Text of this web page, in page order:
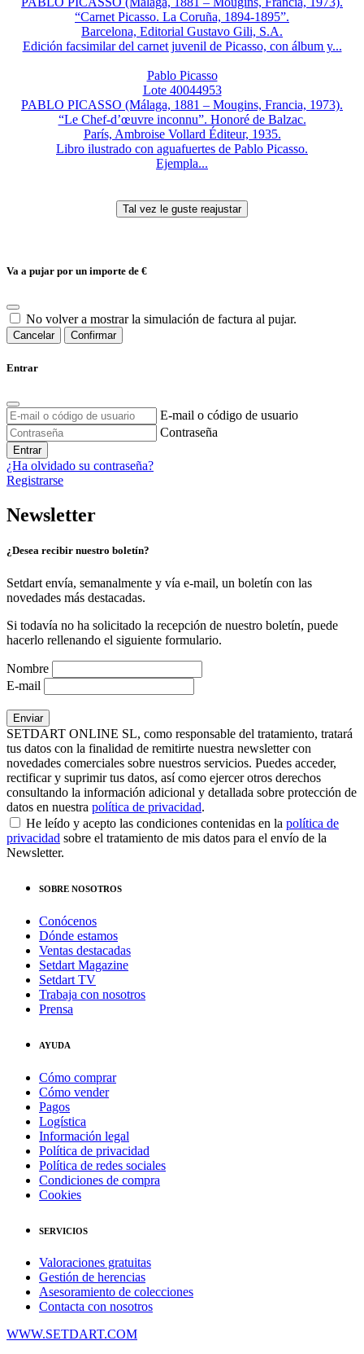
“Carnet Picasso. La Coruña, 1894-1895”.
Barcelona, Editorial Gustavo Gili, S.A.
Edición facsimilar del carnet juvenil de Picasso, con álbum y...
Pablo Picasso
Lote 40044953
PABLO PICASSO (Málaga, 1881 – Mougins, Francia, 1973).
“Le Chef-d’œuvre inconnu”. Honoré de Balzac.
París, Ambroise Vollard Éditeur, 1935.
Libro ilustrado con aguafuertes de Pablo Picasso.
Ejempla...
Va a pujar por un importe de €
No volver a mostrar la simulación de factura al pujar.
Cancelar Confirmar
Entrar
E-mail o código de usuario
Contraseña
Entrar
¿Ha olvidado su contraseña?
Registrarse
Newsletter
¿Desea recibir nuestro boletín?
Setdart envía, semanalmente y vía e-mail, un boletín con las
novedades más destacadas.
Si todavía no ha solicitado la recepción de nuestro boletín, puede
hacerlo rellenando el siguiente formulario.
Nombre
E-mail
SETDART ONLINE SL, como responsable del tratamiento, tratará
tus datos con la finalidad de remitirte nuestra newsletter con
novedades comerciales sobre nuestros servicios. Puedes acceder,
rectificar y suprimir tus datos, así como ejercer otros derechos
consultando la información adicional y detallada sobre protección de
datos en nuestra política de privacidad.
He leído y acepto las condiciones contenidas en la política de
privacidad sobre el tratamiento de mis datos para el envío de la
Newsletter.
SOBRE NOSOTROS
Conócenos
Dónde estamos
Ventas destacadas
Setdart Magazine
Setdart TV
Trabaja con nosotros
Prensa
AYUDA
Cómo comprar
Cómo vender
Pagos
Logística
Información legal
Política de privacidad
Política de redes sociales
Condiciones de compra
Cookies
SERVICIOS
Valoraciones gratuitas
Gestión de herencias
Asesoramiento de colecciones
Contacta con nosotros
WWW.SETDART.COM